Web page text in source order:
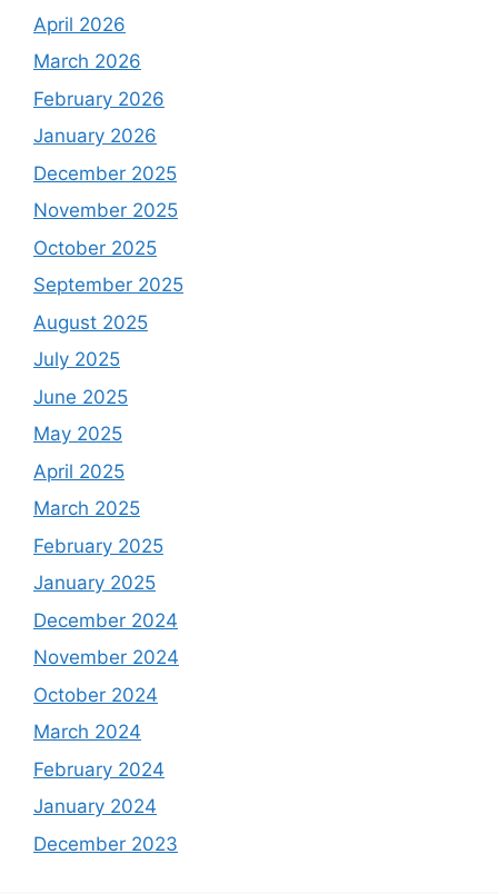
April 2026
March 2026
February 2026
January 2026
December 2025
November 2025
October 2025
September 2025
August 2025
July 2025
June 2025
May 2025
April 2025
March 2025
February 2025
January 2025
December 2024
November 2024
October 2024
March 2024
February 2024
January 2024
December 2023